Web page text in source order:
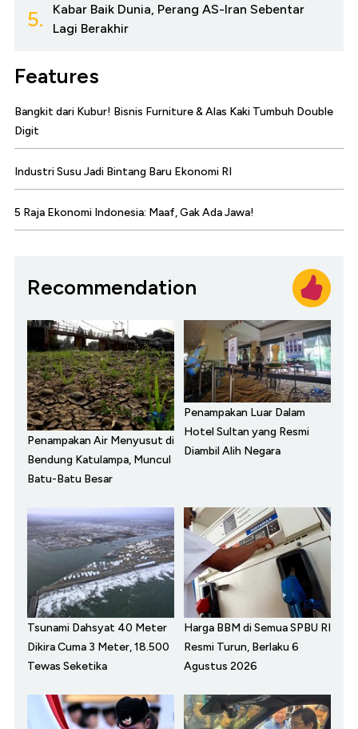
5.
Kabar Baik Dunia, Perang AS-Iran Sebentar
Lagi Berakhir
Features
Bangkit dari Kubur! Bisnis Furniture & Alas Kaki Tumbuh Double
Digit
Industri Susu Jadi Bintang Baru Ekonomi RI
5 Raja Ekonomi Indonesia: Maaf, Gak Ada Jawa!
Recommendation
Penampakan Air Menyusut di
Bendung Katulampa, Muncul
Batu-Batu Besar
Penampakan Luar Dalam
Hotel Sultan yang Resmi
Diambil Alih Negara
Tsunami Dahsyat 40 Meter
Dikira Cuma 3 Meter, 18.500
Tewas Seketika
Harga BBM di Semua SPBU RI
Resmi Turun, Berlaku 6
Agustus 2026